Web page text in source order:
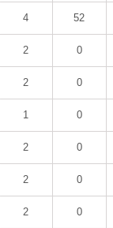
4 52
2 0
2 0
1 0
2 0
2 0
2 0